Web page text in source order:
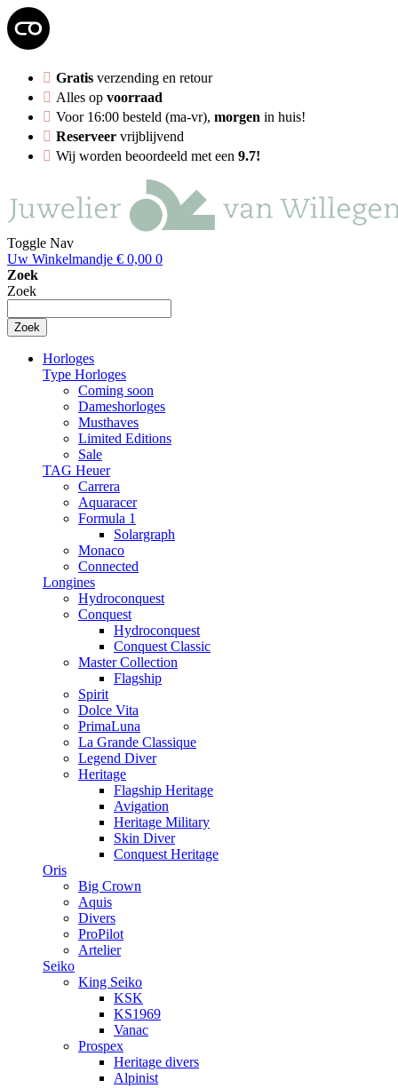
Gratis verzending en retour
Alles op voorraad
Voor 16:00 besteld (ma-vr), morgen in huis!
Reserveer vrijblijvend
Wij worden beoordeeld met een 9.7!
Toggle Nav
Uw Winkelmandje € 0,00 0
Zoek
Zoek
Zoek
Horloges
Type Horloges
Coming soon
Dameshorloges
Musthaves
Limited Editions
Sale
TAG Heuer
Carrera
Aquaracer
Formula 1
Solargraph
Monaco
Connected
Longines
Hydroconquest
Conquest
Hydroconquest
Conquest Classic
Master Collection
Flagship
Spirit
Dolce Vita
PrimaLuna
La Grande Classique
Legend Diver
Heritage
Flagship Heritage
Avigation
Heritage Military
Skin Diver
Conquest Heritage
Oris
Big Crown
Aquis
Divers
ProPilot
Artelier
Seiko
King Seiko
KSK
KS1969
Vanac
Prospex
Heritage divers
Alpinist